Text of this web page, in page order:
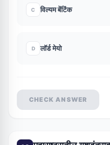
C विल्यम बेंटिंक
D लॉर्ड मेयो
CHECK ANSWER